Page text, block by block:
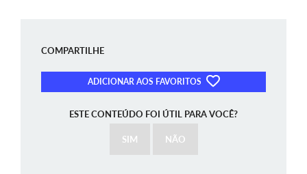
COMPARTILHE
ADICIONAR AOS FAVORITOS
ESTE CONTEÚDO FOI ÚTIL PARA VOCÊ?
SIM NÃO